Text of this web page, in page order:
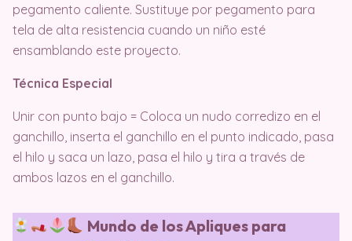
pegamento caliente. Sustituye por pegamento para
tela de alta resistencia cuando un niño esté
ensamblando este proyecto.
Técnica Especial
Unir con punto bajo = Coloca un nudo corredizo en el
ganchillo, inserta el ganchillo en el punto indicado, pasa
el hilo y saca un lazo, pasa el hilo y tira a través de
ambos lazos en el ganchillo.
Mundo de los Apliques para